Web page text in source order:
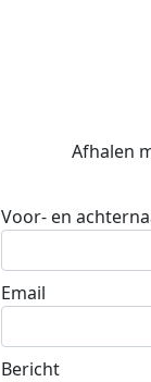
Afhalen
Voor- en
Email
Bericht